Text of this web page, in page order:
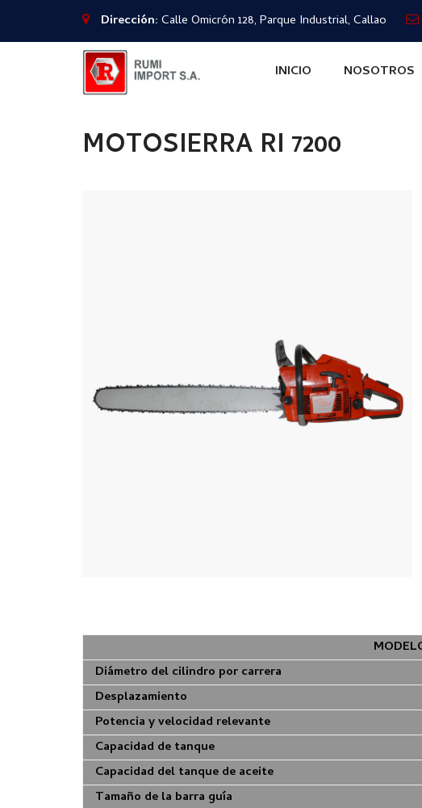
Dirección: Calle Omicrón 128, Parque Industrial, Callao
INICIO NOSOTROS
MOTOSIERRA RI 7200
Diámetro del cilindro por carrera
Desplazamiento
Potencia y velocidad relevante
Capacidad de tanque
Capacidad del tanque de aceite
Tamaño de la barra guía